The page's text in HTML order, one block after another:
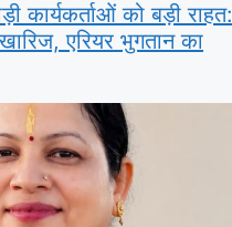
कार्यकर्ताओं को बड़ी राहत:
एरियर भुगतान का